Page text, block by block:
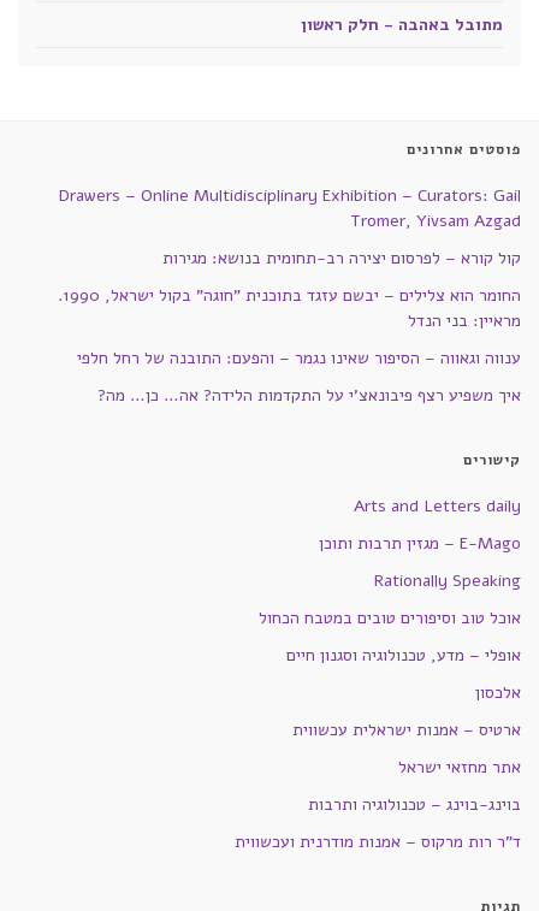
מתובל באהבה - חלק ראשון
פוסטים אחרונים
Drawers – Online Multidisciplinary Exhibition – Curators: Gail
Tromer, Yivsam Azgad
קול קורא – לפרסום יצירה רב-תחומית בנושא: מגירות
החומר הוא צלילים – יבשם עזגד בתוכנית "חוגה" בקול ישראל, 1990.
מראיין: בני הנדל
ענווה וגאווה – הסיפור שאינו נגמר – והפעם: התובנה של רחל חלפי
איך משפיע רצף פיבונאצ'י על התקדמות הלידה? אה… כן… מה?
קישורים
Arts and Letters daily
E-Mago – מגזין תרבות ותוכן
Rationally Speaking
אוכל טוב וסיפורים טובים במטבח הכחול
אופלי – מדע, טכנולוגיה וסגנון חיים
אלכסון
ארטיס – אמנות ישראלית עכשווית
אתר מחזאי ישראל
בוינג-בוינג – טכנולוגיה ותרבות
ד"ר רות מרקוס – אמנות מודרנית ועכשווית
תגיות